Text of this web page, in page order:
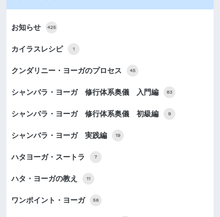
お知らせ 425
カイラスレシピ 1
クンダリニー・ヨーガのプロセス 45
シャンバラ・ヨーガ 修行体系奥儀 入門編 83
シャンバラ・ヨーガ 修行体系奥儀 初級編 9
シャンバラ・ヨーガ 実践編 19
ハタヨーガ・スートラ 7
ハタ・ヨーガの教え 11
ワンポイント・ヨーガ 56